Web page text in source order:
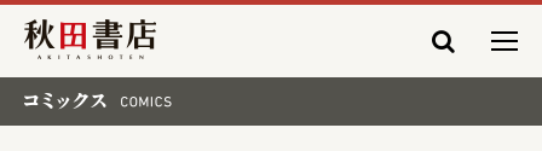
秋田書店